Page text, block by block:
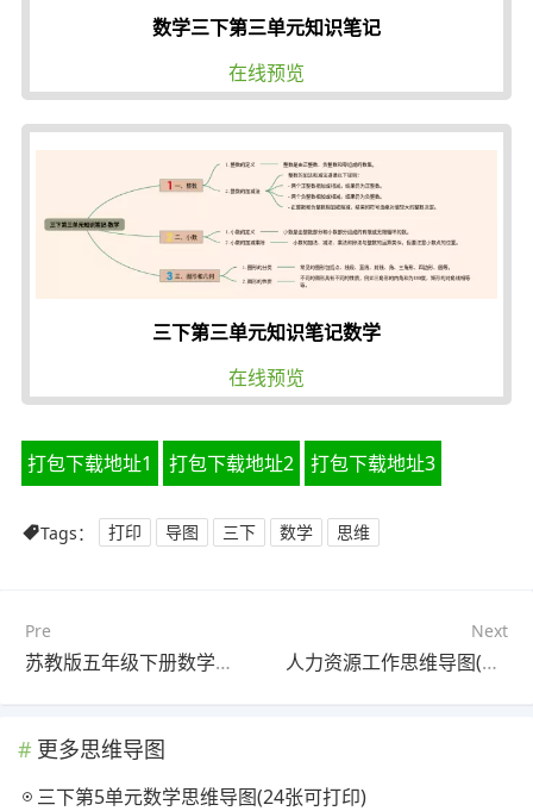
数学三下第三单元知识笔记
在线预览
三下第三单元知识笔记数学
在线预览
打包下载地址1 打包下载地址2 打包下载地址3
Tags： 打印 导图 三下 数学 思维
Pre
苏教版五年级下册数学思维导图(22张精选版)
Next
人力资源工作思维导图(22张附下载)
更多思维导图
三下第5单元数学思维导图(24张可打印)